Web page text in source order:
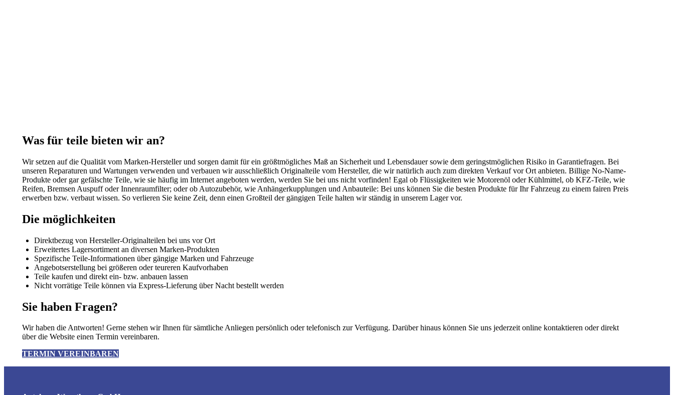
Was für teile bieten wir an?
Wir setzen auf die Qualität vom Marken-Hersteller und sorgen damit für ein größtmögliches Maß an Sicherheit und Lebensdauer sowie dem geringstmöglichen Risiko in Garantiefragen. Bei
unseren Reparaturen und Wartungen verwenden und verbauen wir ausschließlich Originalteile vom Hersteller, die wir natürlich auch zum direkten Verkauf vor Ort anbieten. Billige No-Name-
Produkte oder gar gefälschte Teile, wie sie häufig im Internet angeboten werden, werden Sie bei uns nicht vorfinden! Egal ob Flüssigkeiten wie Motorenöl oder Kühlmittel, ob KFZ-Teile, wie
Reifen, Bremsen Auspuff oder Innenraumfilter; oder ob Autozubehör, wie Anhängerkupplungen und Anbauteile: Bei uns können Sie die besten Produkte für Ihr Fahrzeug zu einem fairen Preis
erwerben bzw. verbaut wissen. So verlieren Sie keine Zeit, denn einen Großteil der gängigen Teile halten wir ständig in unserem Lager vor.
Die möglichkeiten
Direktbezug von Hersteller-Originalteilen bei uns vor Ort
Erweitertes Lagersortiment an diversen Marken-Produkten
Spezifische Teile-Informationen über gängige Marken und Fahrzeuge
Angebotserstellung bei größeren oder teureren Kaufvorhaben
Teile kaufen und direkt ein- bzw. anbauen lassen
Nicht vorrätige Teile können via Express-Lieferung über Nacht bestellt werden
Sie haben Fragen?
Wir haben die Antworten! Gerne stehen wir Ihnen für sämtliche Anliegen persönlich oder telefonisch zur Verfügung. Darüber hinaus können Sie uns jederzeit online kontaktieren oder direkt
über die Website einen Termin vereinbaren.
TERMIN VEREINBAREN